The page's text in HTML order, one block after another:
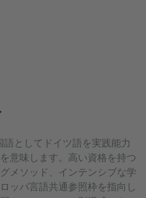
としてドイツ語を実践能力
意味します。高い資格を持つ
メソッド、インテンシブな学
ッパ言語共通参照枠を指向し